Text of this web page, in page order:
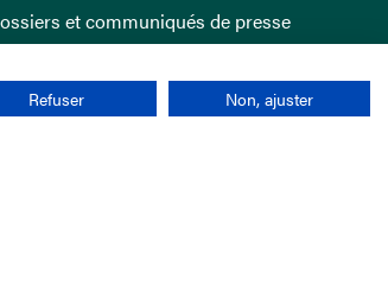
et communiqués de presse
Refuser Non, ajuster